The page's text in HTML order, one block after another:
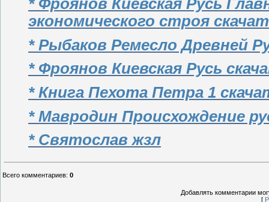
* Фроянов Киевская Русь
экономического строя
* Рыбаков Ремесло Древней
* Фроянов Киевская Русь
* Книга Пехота Петра 1
* Мавродин Происхождение
* Святослав жзл
Всего комментариев: 0
Добавлять комментарии
[